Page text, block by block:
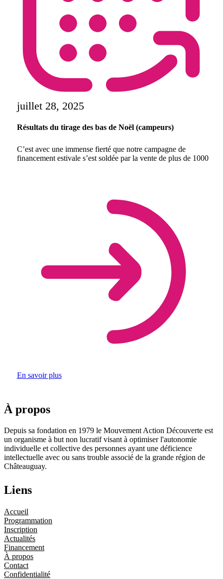
juillet 28, 2025
Résultats du tirage des bas de Noël (campeurs)
C’est avec une immense fierté que notre campagne de
financement estivale s’est soldée par la vente de plus de 1000
En savoir plus
À propos
Depuis sa fondation en 1979 le Mouvement Action Découverte est
un organisme à but non lucratif visant à optimiser l'autonomie
individuelle et collective des personnes ayant une déficience
intellectuelle avec ou sans trouble associé de la grande région de
Châteauguay.
Liens
Accueil
Programmation
Inscription
Actualités
Financement
À propos
Contact
Confidentialité